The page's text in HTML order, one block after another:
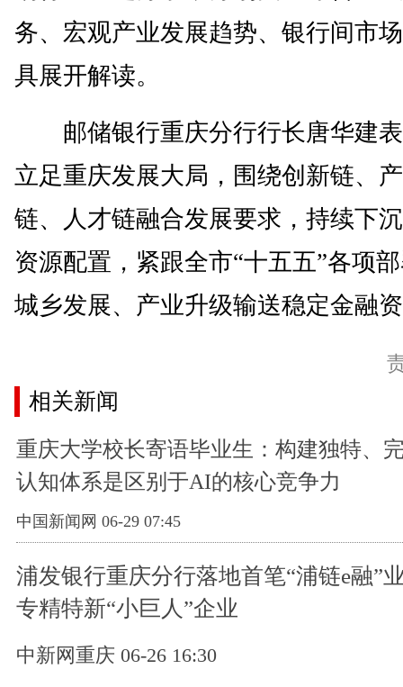
务、宏观产业发展趋势、银行间市
具展开解读。
邮储银行重庆分行行长唐华建表
立足重庆发展大局，围绕创新链、
链、人才链融合发展要求，持续下
资源配置，紧跟全市“十五五”各项
城乡发展、产业升级输送稳定金融
相关新闻
重庆大学校长寄语毕业生：构建独特、
认知体系是区别于AI的核心竞争力
中国新闻网 06-29 07:45
浦发银行重庆分行落地首笔“浦链e融”
专精特新“小巨人”企业
中新网重庆 06-26 16:30